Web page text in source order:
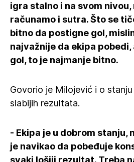
igra stalno i na svom nivou,
računamo i sutra. Što se
bitno da postigne gol,
najvažnije da ekipa
gol, to je najmanje bitno.
Govorio je Milojević i o
slabijih rezultata.
- Ekipa je u dobrom stanju,
je navikao da pobeđuje
svaki lošiji rezultat. Treba